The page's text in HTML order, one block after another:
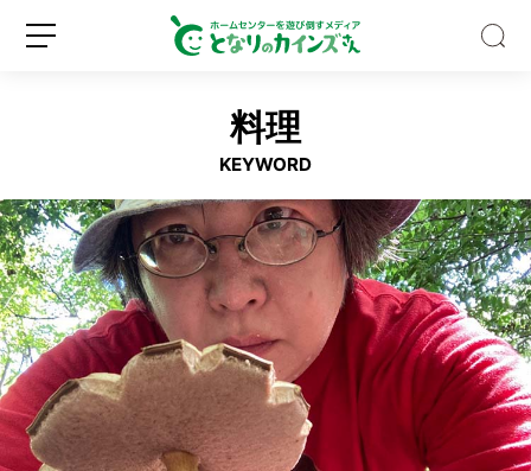
キ
ッ
チ
ン
収
納
の
ッ
ド
ロ
グ
イ
ン
料理
KEYWORD